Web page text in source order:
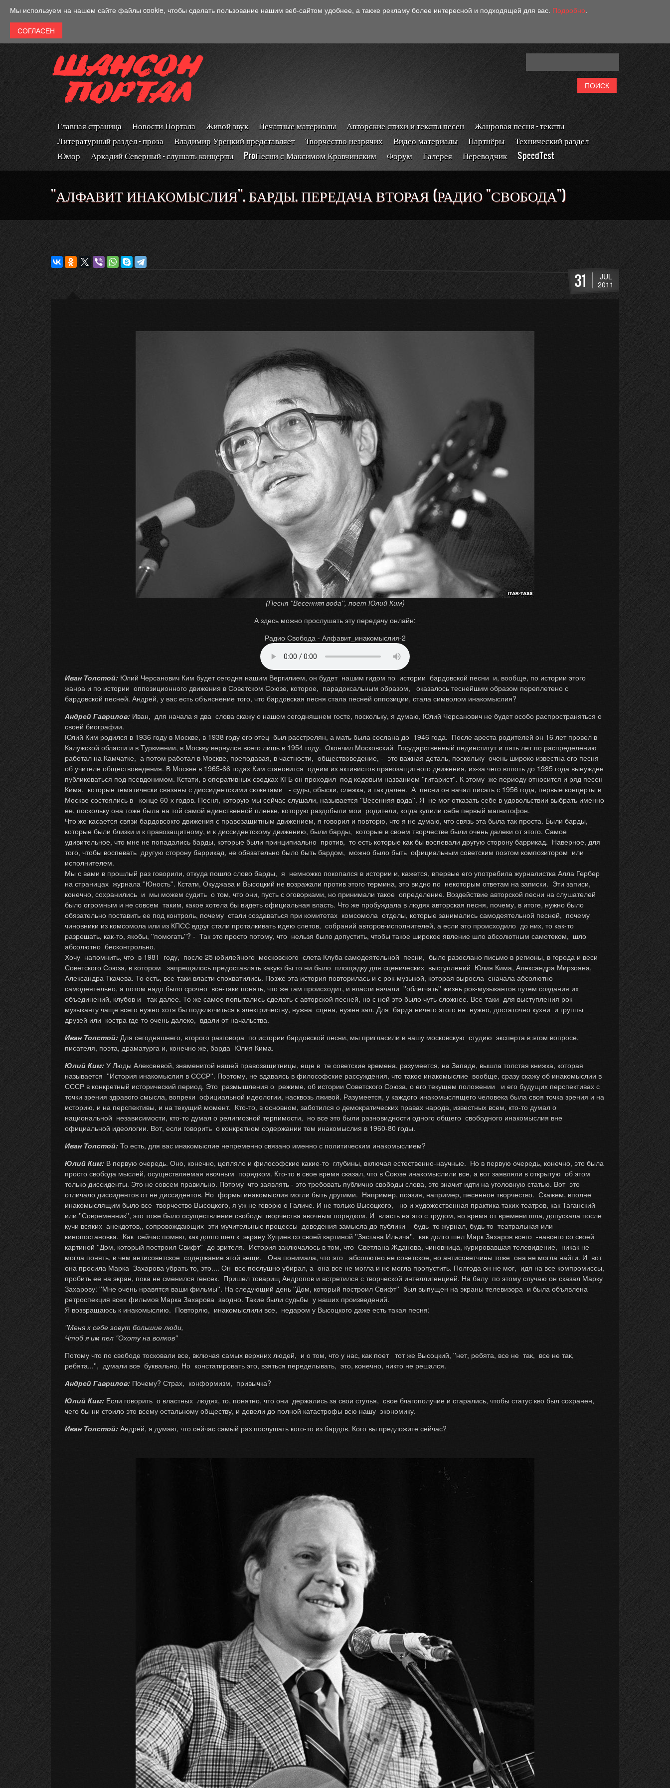
Мы используем на нашем сайте файлы cookie, чтобы сделать пользование нашим веб-сайтом удобнее, а также рекламу более интересной и подходящей для вас. Подробно.
Главная страница Новости Портала Живой звук Печатные материалы Авторские стихи и тексты песен
Жанровая песня - тексты
Литературный раздел - проза
Владимир Урецкий представляет Творчество незрячих Видео материалы Партнёры
Технический раздел
Юмор
Аркадий Северный - слушать концерты ProПесни с Максимом Кравчинским Форум Галерея Переводчик SpeedTest
''АЛФАВИТ ИНАКОМЫСЛИЯ''. БАРДЫ. ПЕРЕДАЧА ВТОРАЯ (РАДИО "СВОБОДА")
31
JUL
2011
(Песня ''Весенняя вода'', поет Юлий Ким)
А здесь можно прослушать эту передачу онлайн:
Радио Свобода - Алфавит_инакомыслия-2
Иван Толстой: Юлий Черсанович Ким будет сегодня нашим Вергилием, он будет нашим гидом по истории бардовской песни и, вообще, по истории этого
жанра и по истории оппозиционного движения в Советском Союзе, которое, парадоксальным образом, оказалось теснейшим образом переплетено с
бардовской песней. Андрей, у вас есть объяснение того, что бардовская песня стала песней оппозиции, стала символом инакомыслия?
Андрей Гаврилов: Иван, для начала я два слова скажу о нашем сегодняшнем госте, поскольку, я думаю, Юлий Черсанович не будет особо распространяться о
своей биографии.
Юлий Ким родился в 1936 году в Москве, в 1938 году его отец был расстрелян, а мать была сослана до 1946 года. После ареста родителей он 16 лет провел в
Калужской области и в Туркмении, в Москву вернулся всего лишь в 1954 году. Окончил Московский Государственный пединститут и пять лет по распределению
работал на Камчатке, а потом работал в Москве, преподавая, в частности, обществоведение, - это важная деталь, поскольку очень широко известна его песня
об учителе обществоведения. В Москве в 1965-66 годах Ким становится одним из активистов правозащитного движения, из-за чего вплоть до 1985 года вынужден
публиковаться под псевдонимом. Кстати, в оперативных сводках КГБ он проходил под кодовым названием ''гитарист''. К этому же периоду относится и ряд песен
Кима, которые тематически связаны с диссидентскими сюжетами - суды, обыски, слежка, и так далее. А песни он начал писать с 1956 года, первые концерты в
Москве состоялись в конце 60-х годов. Песня, которую мы сейчас слушали, называется ''Весенняя вода''. Я не мог отказать себе в удовольствии выбрать именно
ее, поскольку она тоже была на той самой единственной пленке, которую раздобыли мои родители, когда купили себе первый магнитофон.
Что же касается связи бардовсокго движения с правозащитным движением, я говорил и повторю, что я не думаю, что связь эта была так проста. Были барды,
которые были близки и к правозащитному, и к диссидентскому движению, были барды, которые в своем творчестве были очень далеки от этого. Самое
удивительное, что мне не попадались барды, которые были принципиально против, то есть которые как бы воспевали другую сторону баррикад. Наверное, для
того, чтобы воспевать другую сторону баррикад, не обязательно было быть бардом, можно было быть официальным советским поэтом композитором или
исполнителем.
Мы с вами в прошлый раз говорили, откуда пошло слово барды, я немножко покопался в истории и, кажется, впервые его употребила журналистка Алла Гербер
на страницах журнала ''Юность''. Кстати, Окуджава и Высоцкий не возражали против этого термина, это видно по некоторым ответам на записки. Эти записи,
конечно, сохранились и мы можем судить о том, что они, пусть с оговорками, но принимали такое определение. Воздействие авторской песни на слушателей
было огромным и не совсем таким, какое хотела бы видеть официальная власть. Что же пробуждала в людях авторская песня, почему, в итоге, нужно было
обязательно поставить ее под контроль, почему стали создаваться при комитетах комсомола отделы, которые занимались самодеятельной песней, почему
чиновники из комсомола или из КПСС вдруг стали проталкивать идею слетов, собраний авторов-исполнителей, а если это происходило до них, то как-то
разрешать, как-то, якобы, ''помогать''? - Так это просто потому, что нельзя было допустить, чтобы такое широкое явление шло абсолютным самотеком, шло
абсолютно бесконтрольно.
Хочу напомнить, что в 1981 году, после 25 юбилейного московского слета Клуба самодеятельной песни, было разослано письмо в регионы, в города и веси
Советского Союза, в котором запрещалось предоставлять какую бы то ни было площадку для сценических выступлений Юлия Кима, Александра Мирзояна,
Александра Ткачева. То есть, все-таки власти спохватились. Позже эта история повторилась и с рок-музыкой, которая выросла сначала абсолютно
самодеятельно, а потом надо было срочно все-таки понять, что же там происходит, и власти начали ''облегчать'' жизнь рок-музыкантов путем создания их
объединений, клубов и так далее. То же самое попытались сделать с авторской песней, но с ней это было чуть сложнее. Все-таки для выступления рок-
музыканту чаще всего нужно хотя бы подключиться к электричеству, нужна сцена, нужен зал. Для барда ничего этого не нужно, достаточно кухни и группы
друзей или костра где-то очень далеко, вдали от начальства.
Иван Толстой: Для сегодняшнего, второго разговора по истории бардовской песни, мы пригласили в нашу московскую студию эксперта в этом вопросе,
писателя, поэта, драматурга и, конечно же, барда Юлия Кима.
Юлий Ким: У Люды Алексеевой, знаменитой нашей правозащитницы, еще в те советские времена, разумеется, на Западе, вышла толстая книжка, которая
называется ''История инакомыслия в СССР''. Поэтому, не вдаваясь в философские рассуждения, что такое инакомыслие вообще, сразу скажу об инакомыслии в
СССР в конкретный исторический период. Это размышления о режиме, об истории Советского Союза, о его текущем положении и его будущих перспективах с
точки зрения здравого смысла, вопреки официальной идеологии, насквозь лживой. Разумеется, у каждого инакомыслящего человека была своя точка зрения и на
историю, и на перспективы, и на текущий момент. Кто-то, в основном, заботился о демократических правах народа, известных всем, кто-то думал о
национальной независимости, кто-то думал о религиозной терпимости, но все это были разновидности одного общего свободного инакомыслия вне
официальной идеологии. Вот, если говорить о конкретном содержании тем инакомыслия в 1960-80 годы.
Иван Толстой: То есть, для вас инакомыслие непременно связано именно с политическим инакомыслием?
Юлий Ким: В первую очередь. Оно, конечно, цепляло и философские какие-то глубины, включая естественно-научные. Но в первую очередь, конечно, это была
просто свобода мыслей, осуществляемая явочным порядком. Кто-то в свое время сказал, что в Союзе инакомыслили все, а вот заявляли в открытую об этом
только диссиденты. Это не совсем правильно. Потому что заявлять - это требовать публично свободы слова, это значит идти на уголовную статью. Вот это
отличало диссидентов от не диссидентов. Но формы инакомыслия могли быть другими. Например, поэзия, например, песенное творчество. Скажем, вполне
инакомыслящим было все творчество Высоцкого, я уж не говорю о Галиче. И не только Высоцкого, но и художественная практика таких театров, как Таганский
или ''Современник'', это тоже было осуществление свободы творчества явочным порядком. И власть на это с трудом, но время от времени шла, допускала после
кучи всяких анекдотов,, сопровождающих эти мучительные процессы доведения замысла до публики - будь то журнал, будь то театральная или
кинопостановка. Как сейчас помню, как долго шел к экрану Хуциев со своей картиной ''Застава Ильича'', как долго шел Марк Захаров всего -навсего со своей
картиной ''Дом, который построил Свифт'' до зрителя. История заключалось в том, что Светлана Жданова, чиновница, курировавшая телевидение, никак не
могла понять, в чем антисоветское содержание этой вещи. Она понимала, что это абсолютно не советское, но антисоветчины тоже она не могла найти. И вот
она просила Марка Захарова убрать то, это.... Он все послушно убирал, а она все не могла и не могла пропустить. Полгода он не мог, идя на все компромиссы,
пробить ее на экран, пока не сменился генсек. Пришел товарищ Андропов и встретился с творческой интеллигенцией. На балу по этому случаю он сказал Марку
Захарову: ''Мне очень нравятся ваши фильмы''. На следующий день ''Дом, который построил Свифт'' был выпущен на экраны телевизора и была объявлена
ретроспекция всех фильмов Марка Захарова заодно. Такие были судьбы у наших произведений.
Я возвращаюсь к инакомыслию. Повторяю, инакомыслили все, недаром у Высоцкого даже есть такая песня:
''Меня к себе зовут большие люди,
Чтоб я им пел "Охоту на волков"
Потому что по свободе тосковали все, включая самых верхних людей, и о том, что у нас, как поет тот же Высоцкий, ''нет, ребята, все не так, все не так,
ребята...'', думали все буквально. Но констатировать это, взяться переделывать, это, конечно, никто не решался.
Андрей Гаврилов: Почему? Страх, конформизм, привычка?
Юлий Ким: Если говорить о властных людях, то, понятно, что они держались за свои стулья, свое благополучие и старались, чтобы статус кво был сохранен,
чего бы ни стоило это всему остальному обществу, и довели до полной катастрофы всю нашу экономику.
Иван Толстой: Андрей, я думаю, что сейчас самый раз послушать кого-то из бардов. Кого вы предложите сейчас?